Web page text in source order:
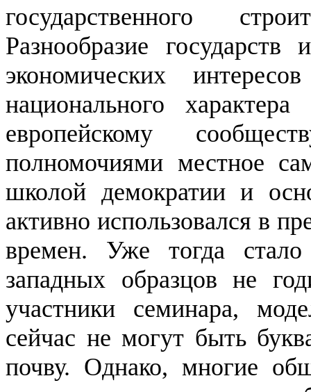
государственного
Разнообразие
экономических
национального
европейскому
полномочиями местное
школой демократии и
активно использовался в
времен. Уже тогда
западных образцов не
участники семинара,
сейчас не могут быть
почву. Однако, многие